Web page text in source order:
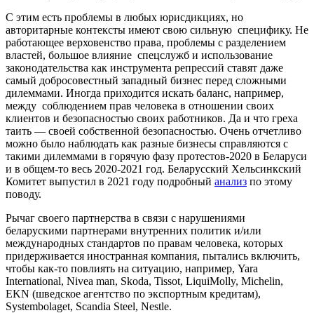
С этим есть проблемы в любых юрисдикциях, но
авторитарные контексты имеют свою сильную специфику. Не
работающее верховенство права, проблемы с разделением
властей, большое влияние спецслужб и использование
законодательства как инструмента репрессий ставят даже
самый добросовестный западный бизнес перед сложными
дилеммами. Иногда приходится искать баланс, например,
между соблюдением прав человека в отношении своих
клиентов и безопасностью своих работников. Да и что греха
таить — своей собственной безопасностью. Очень отчетливо
можно было наблюдать как разные бизнесы справляются с
такими дилеммами в горячую фазу протестов-2020 в Беларуси
и в общем-то весь 2020-2021 год. Беларусский Хельсинкский
Комитет выпустил в 2021 году подробный анализ по этому
поводу.
Рычаг своего партнерства в связи с нарушениями
беларускими партнерами внутренних политик и/или
международных стандартов по правам человека, которых
придерживается иностранная компания, пытались включить,
чтобы как-то повлиять на ситуацию, например, Yara
International, Nivea man, Skoda, Tissot, LiquiMolly, Michelin,
EKN (шведское агентство по экспортным кредитам),
Systembolaget, Scandia Steel, Nestle.